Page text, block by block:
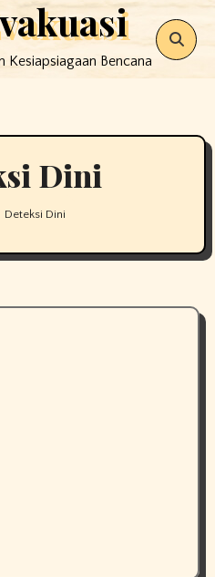
Kesiapsiagaan Bencana
Dini
Deteksi Dini